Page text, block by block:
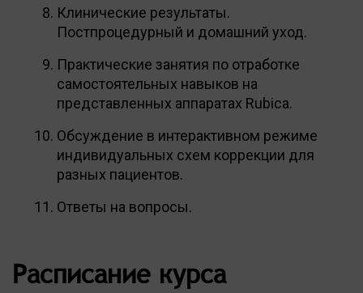
Клинические результаты.
Постпроцедурный и домашний уход.
Практические занятия по отработке
самостоятельных навыков на
представленных аппаратах Rubica.
Обсуждение в интерактивном режиме
индивидуальных схем коррекции для
разных пациентов.
Ответы на вопросы.
Расписание курса